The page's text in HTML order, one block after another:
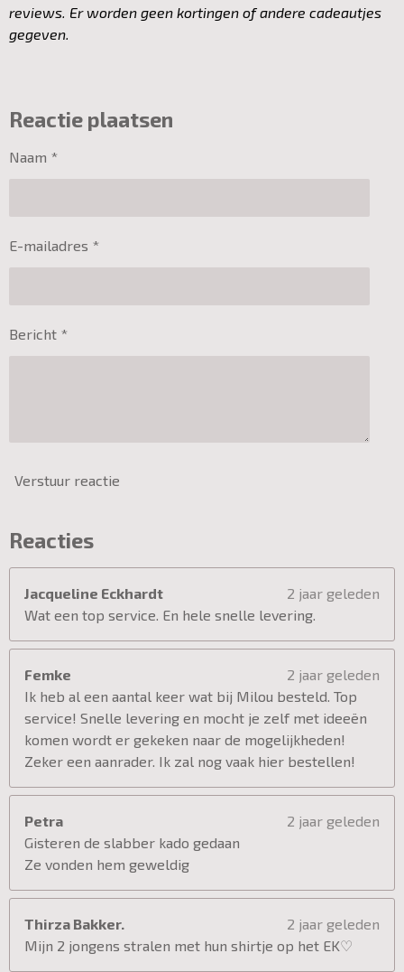
reviews. Er worden geen kortingen of andere cadeautjes
gegeven.
Reactie plaatsen
Naam *
E-mailadres *
Bericht *
Verstuur reactie
Reacties
Jacqueline Eckhardt
2 jaar geleden
Wat een top service. En hele snelle levering.
Femke
2 jaar geleden
Ik heb al een aantal keer wat bij Milou besteld. Top
service! Snelle levering en mocht je zelf met ideeën
komen wordt er gekeken naar de mogelijkheden!
Zeker een aanrader. Ik zal nog vaak hier bestellen!
Petra
2 jaar geleden
Gisteren de slabber kado gedaan
Ze vonden hem geweldig
Thirza Bakker.
2 jaar geleden
Mijn 2 jongens stralen met hun shirtje op het EK♡